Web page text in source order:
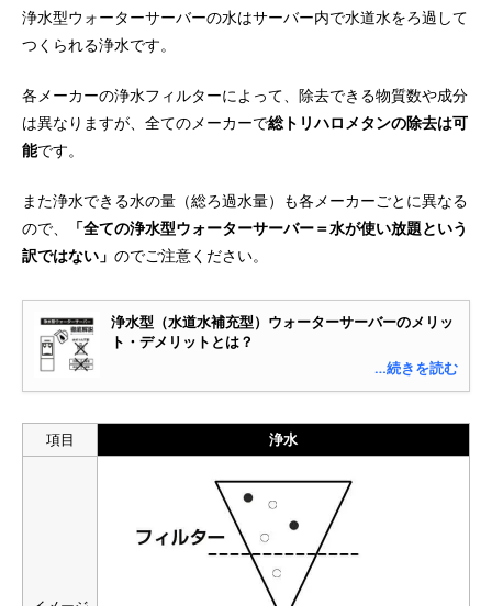
浄水型ウォーターサーバーの水はサーバー内で水道水をろ過して
つくられる浄水です。
各メーカーの浄水フィルターによって、除去できる物質数や成分
は異なりますが、全てのメーカーで総トリハロメタンの除去は可
能です。
また浄水できる水の量（総ろ過水量）も各メーカーごとに異なる
ので、
「全ての浄水型ウォーターサーバー＝水が使い放題という
訳ではない」 のでご注意ください。
浄水型（水道水補充型）ウォーターサーバーのメリッ
ト・デメリットとは？
…続きを読む
項目 浄水